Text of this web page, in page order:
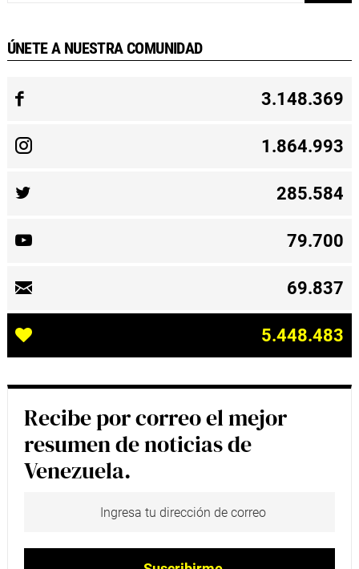
ÚNETE A NUESTRA COMUNIDAD
3.148.369
1.864.993
285.584
79.700
69.837
5.448.483
Recibe por correo el mejor
resumen de noticias de
Venezuela.